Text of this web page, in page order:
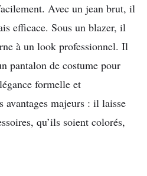
Avec un jean brut, il
efficace. Sous un blazer, il
à un look professionnel. Il
pantalon de costume pour
formelle et
avantages majeurs : il laisse
qu’ils soient colorés,